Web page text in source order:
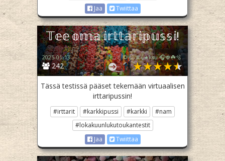
Jaa
Twiittaa
𝕋𝕖𝕖 𝕠𝕞𝕒 𝕚𝕣𝕥𝕥𝕒𝕣𝕚𝕡𝕦𝕤𝕤𝕚!
242
2025-01-13 🌻𝄞 . # L★ksu 🎧🍓☘️🫧
Tässä testissä pääset tekemään virtuaalisen
irttaripussin!
#irttarit #karkkipussi #karkki
#nam
#lokakuunlukutoukantestit
Jaa
Twiittaa